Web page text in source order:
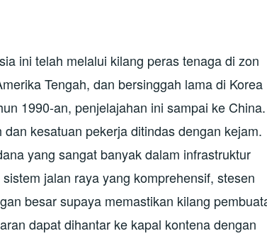
ini telah melalui kilang peras tenaga di zon
Tengah, dan bersinggah lama di Korea
1990-an, penjelajahan ini sampai ke China.
kesatuan pekerja ditindas dengan kejam.
yang sangat banyak dalam infrastruktur
jalan raya yang komprehensif, stesen
besar supaya memastikan kilang
dapat dihantar ke kapal kontena dengan